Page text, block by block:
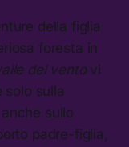
della figlia
foresta in
del ventovi
solo sulla
sullo
padre-figlia,